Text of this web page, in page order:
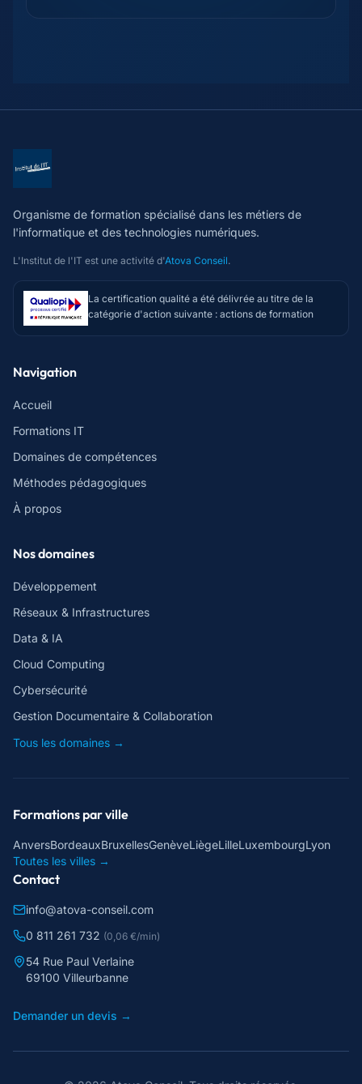
Organisme de formation spécialisé dans les métiers de
l'informatique et des technologies numériques.
L'Institut de l'IT est une activité d'Atova Conseil.
La certification qualité a été délivrée au titre de la
catégorie d'action suivante : actions de formation
Navigation
Accueil
Formations IT
Domaines de compétences
Méthodes pédagogiques
À propos
Nos domaines
Développement
Réseaux & Infrastructures
Data & IA
Cloud Computing
Cybersécurité
Gestion Documentaire & Collaboration
Tous les domaines →
Formations par ville
AnversBordeauxBruxellesGenèveLiègeLilleLuxembourgLyon
Toutes les villes →
Contact
info@atova-conseil.com
0 811 261 732 (0,06 €/min)
54 Rue Paul Verlaine
69100 Villeurbanne
Demander un devis →